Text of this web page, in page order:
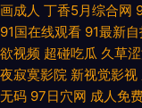
产高颜 欧美恋足福利 亚
片 羞羞视频入口
画成人 丁香5月综合网
91国在线观看 91最新自
欲视频 超碰吃瓜 久草
夜寂寞影院 新视觉影视
无码 97日穴网 成人免